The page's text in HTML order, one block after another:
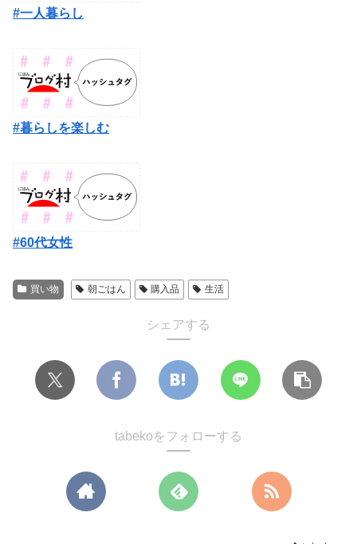
#一人暮らし
#暮らしを楽しむ
#60代女性
買い物 朝ごはん 購入品 生活
シェアする
tabekoをフォローする